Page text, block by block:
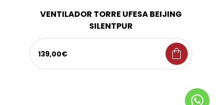
VENTILADOR TORRE UFESA BEIJING
SILENTPUR
139,00€ shopping_bag